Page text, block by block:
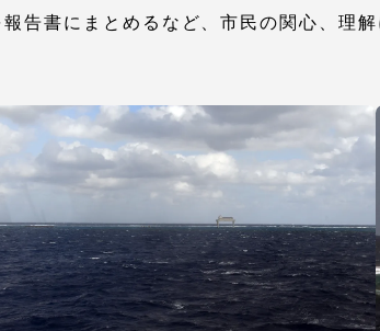
告書にまとめるなど、市民の関心、理
湘南キャンパス 伊勢原キャンパス